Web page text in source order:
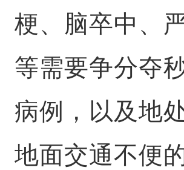
梗、脑卒中、
等需要争分夺
病例，以及地
地面交通不便